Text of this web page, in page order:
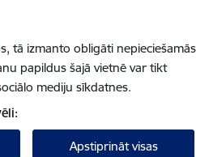
tā izmanto obligāti nepieciešamās
papildus šajā vietnē var tikt
mediju sīkdatnes.
Apstiprināt visas